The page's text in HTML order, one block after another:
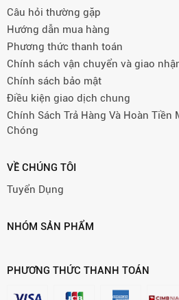
Câu hỏi thường gặp
Hướng dẫn mua hàng
Phương thức thanh toán
Chính sách vận chuyển và giao
Chính sách bảo mật
Điều kiện giao dịch chung
Chính Sách Trả Hàng Và Hoàn Tiền
Chóng
VỀ CHÚNG TÔI
Tuyển Dụng
NHÓM SẢN PHẨM
PHƯƠNG THỨC THANH TOÁN